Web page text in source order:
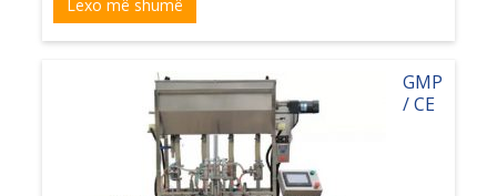
Lexo më shumë
GMP
/ CE